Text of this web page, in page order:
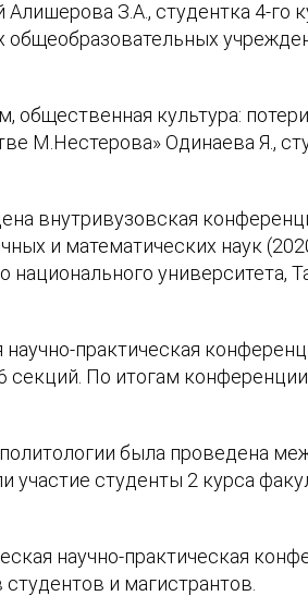
З.А., студентка 4-го
культура:
М.Нестерова» Одинаева Я.,
внутривузовская
и математических наук
университета,
практическая
По итогам
была проведена
участие студенты 2 курса
научно-практическая
и магистрантов.